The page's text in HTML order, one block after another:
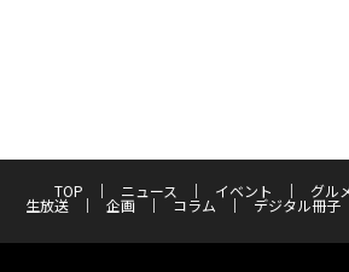
TOP ニュース イベント グル
生放送 企画 コラム デジタル冊子